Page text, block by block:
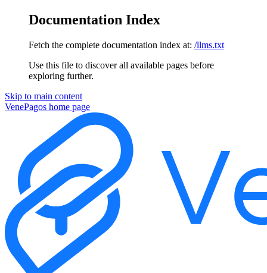
Documentation Index
Fetch the complete documentation index at: /llms.txt
Use this file to discover all available pages before
exploring further.
Skip to main content
VenePagos home page